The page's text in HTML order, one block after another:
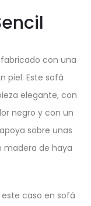
con una
piel. Este sofá
elegante, con
negro y con un
sobre unas
madera de haya
caso en sofá